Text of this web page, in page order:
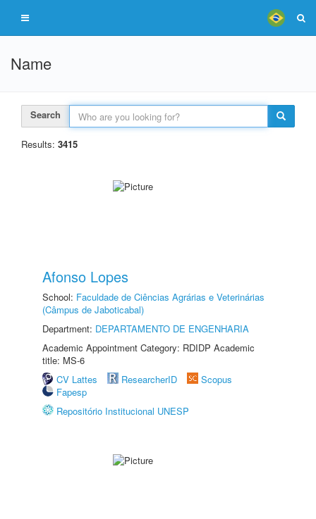
Name
Search
Results: 3415
Afonso Lopes
School: Faculdade de Ciências Agrárias e Veterinárias
(Câmpus de Jaboticabal)
Department: DEPARTAMENTO DE ENGENHARIA
Academic Appointment Category: RDIDP Academic
title: MS-6
CV Lattes
ResearcherID
Scopus
Fapesp
Repositório Institucional UNESP